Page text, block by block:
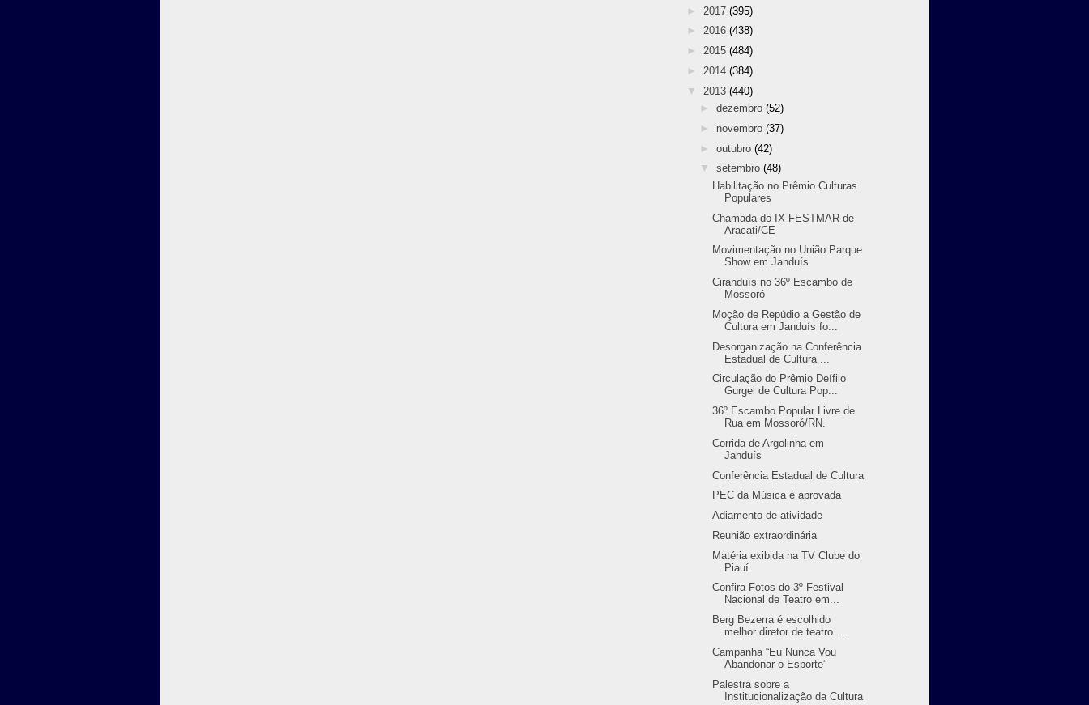
► 2017 (395)
► 2016 (438)
► 2015 (484)
► 2014 (384)
▼ 2013 (440)
► dezembro (52)
► novembro (37)
► outubro (42)
▼ setembro (48)
Habilitação no Prêmio Culturas
Populares
Chamada do IX FESTMAR de
Aracati/CE
Movimentação no União Parque
Show em Janduís
Ciranduís no 36º Escambo de
Mossoró
Moção de Repúdio a Gestão de
Cultura em Janduís fo...
Desorganização na Conferência
Estadual de Cultura ...
Circulação do Prêmio Deífilo
Gurgel de Cultura Pop...
36º Escambo Popular Livre de
Rua em Mossoró/RN.
Corrida de Argolinha em
Janduís
Conferência Estadual de Cultura
PEC da Música é aprovada
Adiamento de atividade
Reunião extraordinária
Matéria exibida na TV Clube do
Piauí
Confira Fotos do 3º Festival
Nacional de Teatro em...
Berg Bezerra é escolhido
melhor diretor de teatro ...
Campanha “Eu Nunca Vou
Abandonar o Esporte”
Palestra sobre a
Institucionalização da Cultura